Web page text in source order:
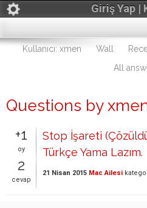
Giriş Yap |
Kullanıcı: xmen Wall
All
Questions by
+1
oy
2
cevap
Stop İşareti
Türkçe Yama Lazım.
21 Nisan 2015 Mac Ailesi